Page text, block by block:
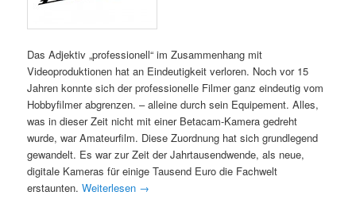
Das Adjektiv „professionell“ im Zusammenhang mit
Videoproduktionen hat an Eindeutigkeit verloren. Noch vor 15
Jahren konnte sich der professionelle Filmer ganz eindeutig vom
Hobbyfilmer abgrenzen. – alleine durch sein Equipement. Alles,
was in dieser Zeit nicht mit einer Betacam-Kamera gedreht
wurde, war Amateurfilm. Diese Zuordnung hat sich grundlegend
gewandelt. Es war zur Zeit der Jahrtausendwende, als neue,
digitale Kameras für einige Tausend Euro die Fachwelt
erstaunten.Weiterlesen →